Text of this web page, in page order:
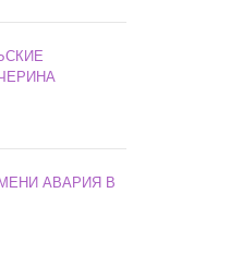
АВАРИЯ В